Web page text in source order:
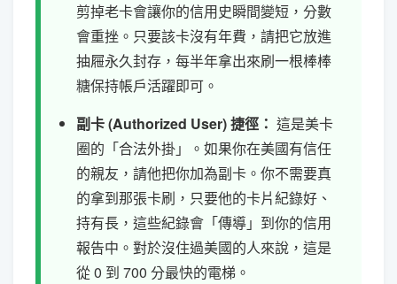
剪掉老卡會讓你的信用史瞬間變短，分數
會重挫。只要該卡沒有年費，請把它放進
抽屜永久封存，每半年拿出來刷一根棒棒
糖保持帳戶活躍即可。
副卡 (Authorized User) 捷徑： 這是美卡
圈的「合法外掛」。如果你在美國有信任
的親友，請他把你加為副卡。你不需要真
的拿到那張卡刷，只要他的卡片紀錄好、
持有長，這些紀錄會「傳導」到你的信用
報告中。對於沒住過美國的人來說，這是
從 0 到 700 分最快的電梯。